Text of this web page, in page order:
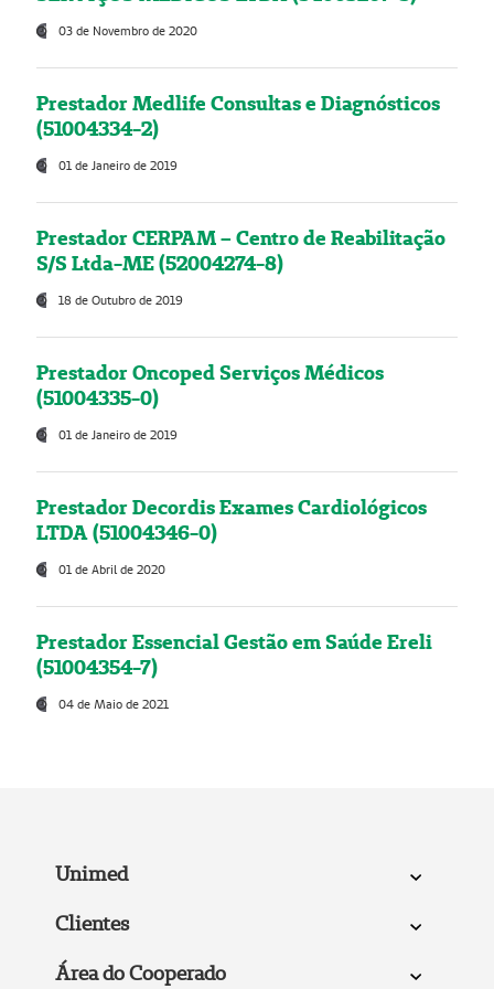
03 de Novembro de 2020
Prestador Medlife Consultas e Diagnósticos
(51004334-2)
01 de Janeiro de 2019
Prestador CERPAM – Centro de Reabilitação
S/S Ltda-ME (52004274-8)
18 de Outubro de 2019
Prestador Oncoped Serviços Médicos
(51004335-0)
01 de Janeiro de 2019
Prestador Decordis Exames Cardiológicos
LTDA (51004346-0)
01 de Abril de 2020
Prestador Essencial Gestão em Saúde Ereli
(51004354-7)
04 de Maio de 2021
Unimed
Clientes
Área do Cooperado